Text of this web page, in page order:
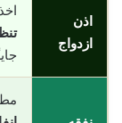
اذن
ازدواج